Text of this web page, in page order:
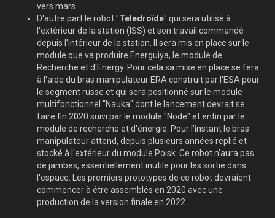
vers mars.
D'autre part le robot "Teledroïde" qui sera utilisé à
l'extérieur de la station (ISS) et son travail commandé
depuis l'intérieur de la station. Il sera mis en place sur le
module que va produire Energuiya, le module de
Recherche et d'Energy. Pour cela sa mise en place se fera
à l'aide du bras manipulateur ERA construit par l'ESA pour
le segment russe et qui sera positionné sur le module
multifonctionnel "Nauka" dont le lancement devrait se
faire fin 2020 suivi par le module "Node" et enfin par le
module de recherche et d'énergie. Pour l'instant le bras
manipulateur attend, depuis plusieurs années replié et
stocké à l'extérieur du module Poisk. Ce robot n'aura pas
de jambes, essentiellement inutile pour les sortie dans
l'espace. Les premiers prototypes de ce robot devraient
commencer à être assemblés en 2020 avec une
production de la version finale en 2022.